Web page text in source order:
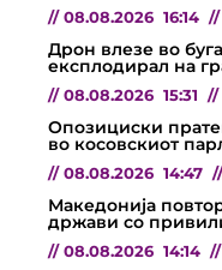
// 08.08.2026 16:14 //
Дрон влезе во
експлодирал на
// 08.08.2026 15:31 //
Опозициски
во косовскиот
// 08.08.2026 14:47
Македонија
држави со
// 08.08.2026 14:14 //